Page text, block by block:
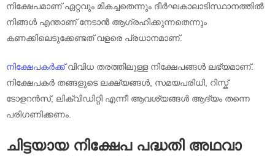
നിക്ഷേപമാണ് ഏറ്റവും മികച്ചതെന്നും ദീർഘകാലാടിസ്ഥാനത്തിൽ
നിങ്ങൾ എന്താണ് നേടാൻ ആഗ്രഹിക്കുന്നതെന്നും
കണക്കിലെടുക്കേണ്ടത് വളരെ പ്രധാനമാണ്.
നിക്ഷേപകർക്ക്വിവിധ തരത്തിലുള്ള നിക്ഷേപങ്ങൾ ലഭ്യമാണ്.
നിക്ഷേപകർ തങ്ങളുടെ ലക്ഷ്യങ്ങൾ, സമയപരിധി, റിസ്ക്
ടോളറൻസ്, ലിക്വിഡിറ്റി എന്നീ ആവശ്യങ്ങൾ ആദ്യം തന്നെ
പരിഗണിക്കണം.
ചിട്ടയായ നിക്ഷേപ പദ്ധതി അഥവാ